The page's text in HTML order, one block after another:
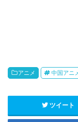
アニメ 中国アニ
ツイート